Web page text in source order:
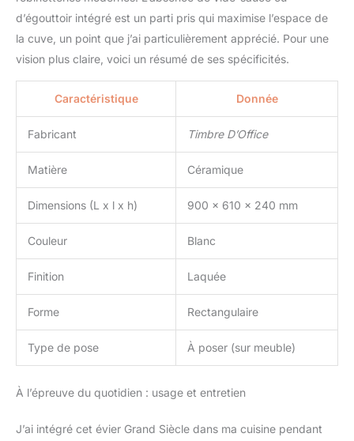
d’égouttoir intégré est un parti pris qui maximise l’espace de
la cuve, un point que j’ai particulièrement apprécié. Pour une
vision plus claire, voici un résumé de ses spécificités.
Caractéristique Donnée
Fabricant Timbre D’Office
Matière Céramique
Dimensions (L x l x h) 900 x 610 x 240 mm
Couleur Blanc
Finition Laquée
Forme Rectangulaire
Type de pose À poser (sur meuble)
À l’épreuve du quotidien : usage et entretien
J’ai intégré cet évier Grand Siècle dans ma cuisine pendant